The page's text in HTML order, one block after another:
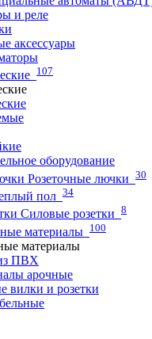
и реле
аксессуары
107
оборудование
Розеточные лючки 30
пол 34
Силовые розетки 8
материалы 100
материалы
ПВХ
арочные
вилки и розетки